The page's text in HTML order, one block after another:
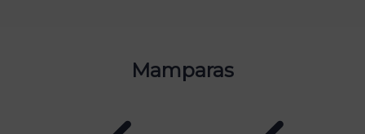
Mamparas